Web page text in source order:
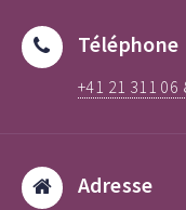
Téléphone
+41 21 311 06
Adresse